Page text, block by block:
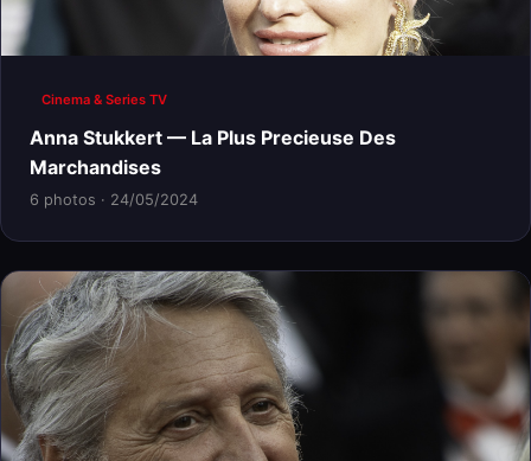
Cinema & Series TV
Anna Stukkert — La Plus Precieuse Des
Marchandises
6 photos · 24/05/2024